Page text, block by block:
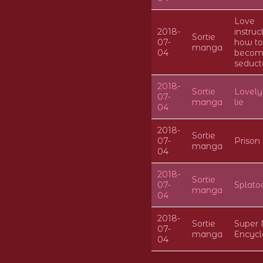
2018-
07-
04
Sortie
manga
Love
how to
2018-
07-
04
Sortie
manga
lie
2018-
07-
04
Sortie
manga
2018-
07-
04
Sortie
manga
2018-
07-
04
Sortie
manga
Super